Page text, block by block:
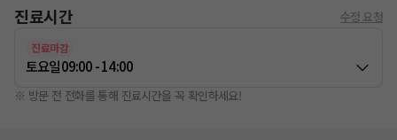
진료시간 수정 요청
진료마감
토요일09:00 - 14:00
※ 방문 전 전화를 통해 진료시간을 꼭 확인하세요!